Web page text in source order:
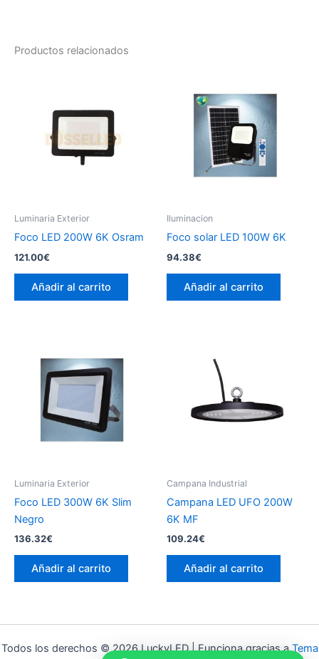
Productos relacionados
Luminaria Exterior
Foco LED 200W 6K Osram
121.00€
Añadir al carrito
Iluminacion
Foco solar LED 100W 6K
94.38€
Añadir al carrito
Luminaria Exterior
Foco LED 300W 6K Slim
Negro
136.32€
Añadir al carrito
Campana Industrial
Campana LED UFO 200W
6K MF
109.24€
Añadir al carrito
Todos los derechos © 2026 LuckyLED | Funciona gracias aTema